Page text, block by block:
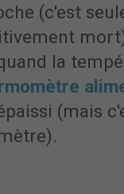
(c'est
la
(mais